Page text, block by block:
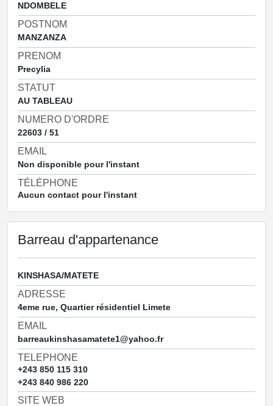
NDOMBELE
POSTNOM
MANZANZA
PRENOM
Precylia
STATUT
AU TABLEAU
NUMERO D'ORDRE
22603 / 51
EMAIL
Non disponible pour l'instant
TÉLÉPHONE
Aucun contact pour l'instant
Barreau d'appartenance
KINSHASA/MATETE
ADRESSE
4eme rue, Quartier résidentiel Limete
EMAIL
barreaukinshasamatete1@yahoo.fr
TELEPHONE
+243 850 115 310
+243 840 986 220
SITE WEB